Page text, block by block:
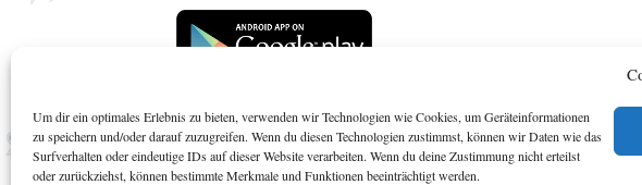
Um dir ein optimales Erlebnis zu bieten, verwenden wir Technologien wie Cookies, um Geräteinformationen
zu speichern und/oder darauf zuzugreifen. Wenn du diesen Technologien zustimmst, können wir Daten wie das
Surfverhalten oder eindeutige IDs auf dieser Website verarbeiten. Wenn du deine Zustimmung nicht erteilst
oder zurückziehst, können bestimmte Merkmale und Funktionen beeinträchtigt werden.
Suchen Archiv